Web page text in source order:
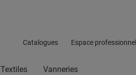
Catalogues Espace professionnel
Textiles Vanneries